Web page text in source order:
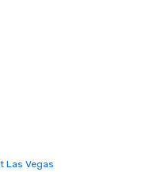
Las Vegas